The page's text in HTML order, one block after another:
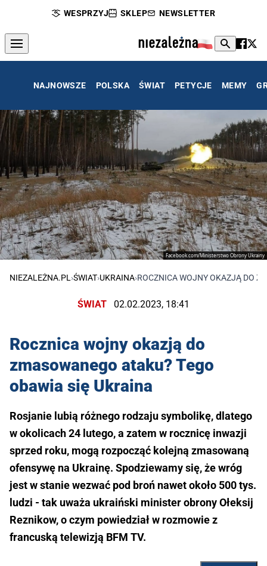
WESPRZYJ SKLEP NEWSLETTER
NAJNOWSZE POLSKA ŚWIAT PETYCJE MEMY
Facebook.com/Ministerstwo Obrony Ukrainy
NIEZALEŻNA.PL ›ŚWIAT›UKRAINA›ROCZNICA WOJNY OKAZJĄ DO
ŚWIAT 02.02.2023, 18:41
Rocznica wojny okazją do
zmasowanego ataku? Tego
obawia się Ukraina
Rosjanie lubią różnego rodzaju symbolikę, dlatego
w okolicach 24 lutego, a zatem w rocznicę inwazji
sprzed roku, mogą rozpocząć kolejną zmasowaną
ofensywę na Ukrainę. Spodziewamy się, że wróg
jest w stanie wezwać pod broń nawet około 500 tys.
ludzi - tak uważa ukraiński minister obrony Ołeksij
Reznikow, o czym powiedział w rozmowie z
francuską telewizją BFM TV.